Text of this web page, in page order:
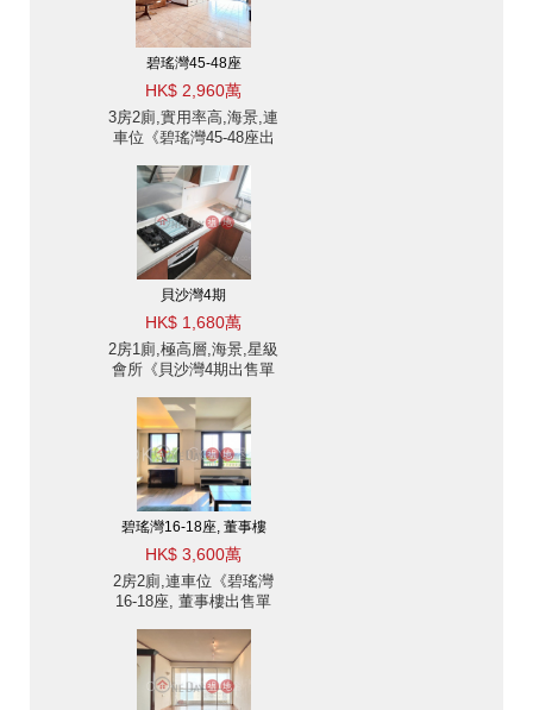
碧瑤灣45-48座
HK$ 2,960萬
3房2廁,實用率高,海景,連
車位《碧瑤灣45-48座出
貝沙灣4期
HK$ 1,680萬
2房1廁,極高層,海景,星級
會所《貝沙灣4期出售單
碧瑤灣16-18座, 董事樓
HK$ 3,600萬
2房2廁,連車位《碧瑤灣
16-18座, 董事樓出售單